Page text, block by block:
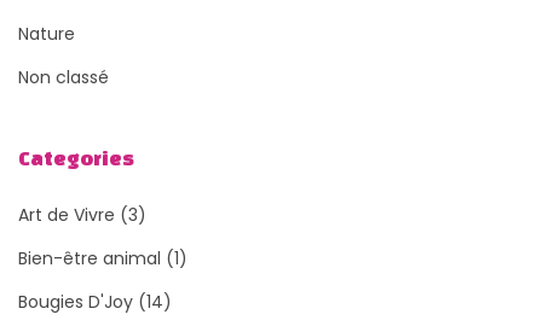
Nature
Non classé
Categories
Art de Vivre (3)
Bien-être animal (1)
Bougies D'Joy (14)